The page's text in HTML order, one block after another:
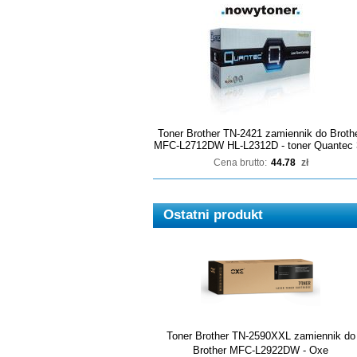
Toner Brother TN-2421 zamiennik do
MFC-L2712DW HL-L2312D - toner Quantec
Cena brutto: 44.78 zł
Ostatni produkt
Toner Brother TN-2590XXL zamiennik do
Brother MFC-L2922DW - Oxe